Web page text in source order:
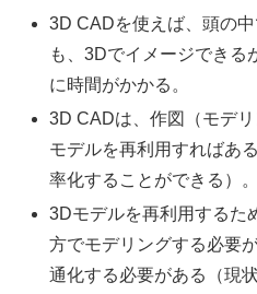
3D CADを使えば、頭の
も、3Dでイメージできる
に時間がかかる。
3D CADは、作図（モデ
モデルを再利用すればあ
率化することができる）。
3Dモデルを再利用するた
方でモデリングする必要
通化する必要がある（現